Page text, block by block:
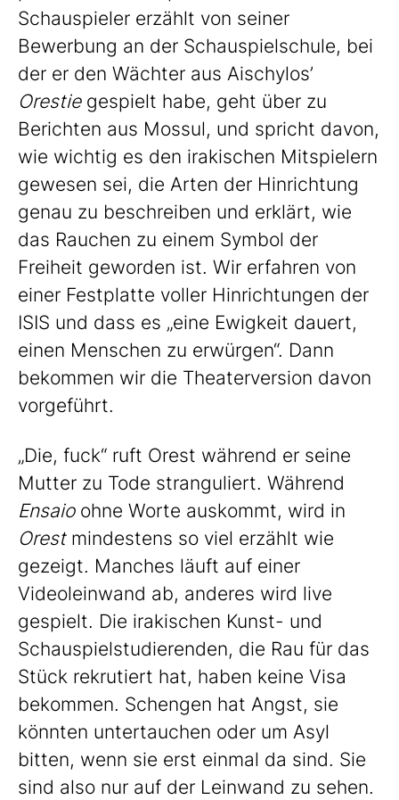
Schauspieler erzählt von seiner
Bewerbung an der Schauspielschule, bei
der er den Wächter aus Aischylos’
Orestiegespielt habe, geht über zu
Berichten aus Mossul, und spricht davon,
wie wichtig es den irakischen Mitspielern
gewesen sei, die Arten der Hinrichtung
genau zu beschreiben und erklärt, wie
das Rauchen zu einem Symbol der
Freiheit geworden ist. Wir erfahren von
einer Festplatte voller Hinrichtungen der
ISIS und dass es „eine Ewigkeit dauert,
einen Menschen zu erwürgen“. Dann
bekommen wir die Theaterversion davon
vorgeführt.
„Die, fuck“ ruft Orest während er seine
Mutter zu Tode stranguliert. Während
Ensaioohne Worte auskommt, wird in
Orest mindestens so viel erzählt wie
gezeigt. Manches läuft auf einer
Videoleinwand ab, anderes wird live
gespielt. Die irakischen Kunst- und
Schauspielstudierenden, die Rau für das
Stück rekrutiert hat, haben keine Visa
bekommen. Schengen hat Angst, sie
könnten untertauchen oder um Asyl
bitten, wenn sie erst einmal da sind. Sie
sind also nur auf der Leinwand zu sehen.